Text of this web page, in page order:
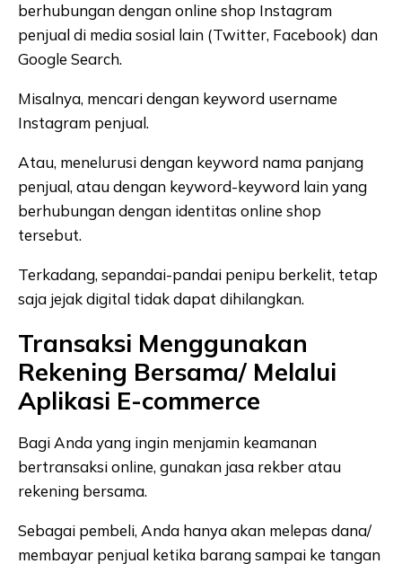
berhubungan dengan online shop Instagram
penjual di media sosial lain (Twitter, Facebook) dan
Google Search.
Misalnya, mencari dengan keyword username
Instagram penjual.
Atau, menelurusi dengan keyword nama panjang
penjual, atau dengan keyword-keyword lain yang
berhubungan dengan identitas online shop
tersebut.
Terkadang, sepandai-pandai penipu berkelit, tetap
saja jejak digital tidak dapat dihilangkan.
Transaksi Menggunakan
Rekening Bersama/ Melalui
Aplikasi E-commerce
Bagi Anda yang ingin menjamin keamanan
bertransaksi online, gunakan jasa rekber atau
rekening bersama.
Sebagai pembeli, Anda hanya akan melepas dana/
membayar penjual ketika barang sampai ke tangan